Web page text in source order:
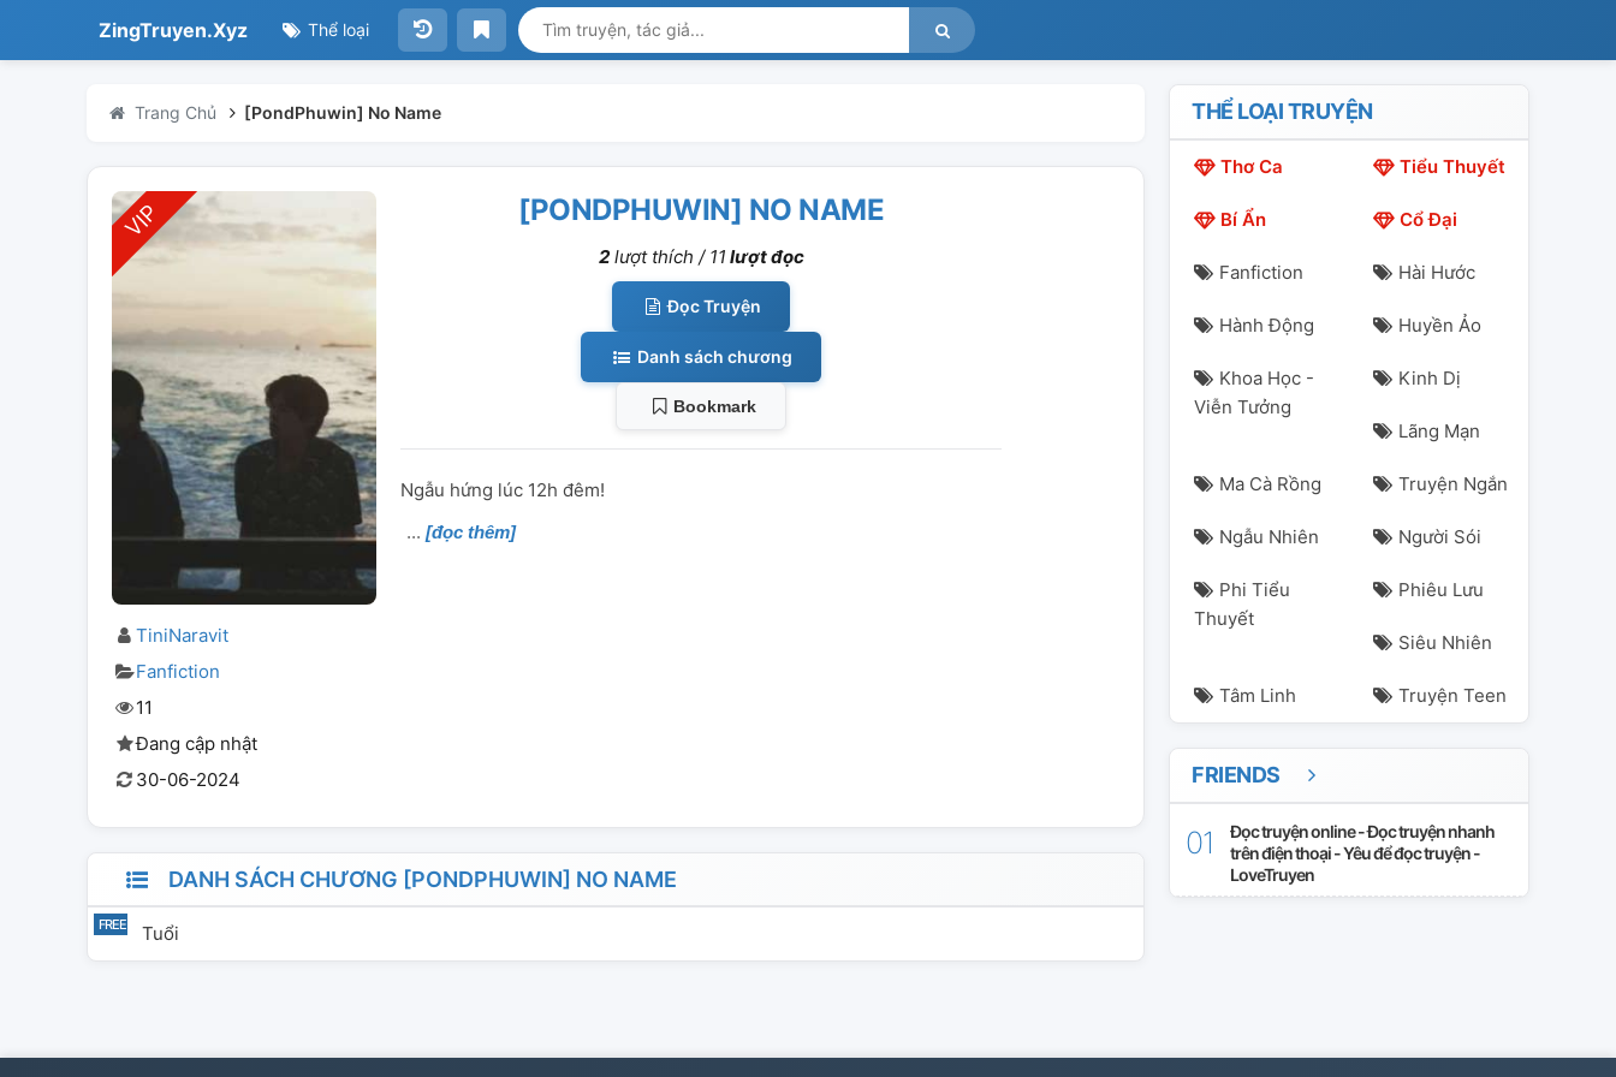
ZingTruyen.Xyz Thể loại
Trang Chủ [PondPhuwin] No Name
TiniNaravit
Fanfiction
11
Đang cập nhật
30-06-2024
[PONDPHUWIN] NO NAME
2lượt thích / 11 lượt đọc
Đọc Truyện
Danh sách chương
Bookmark
Ngẫu hứng lúc 12h đêm!
[đọc thêm]
DANH SÁCH CHƯƠNG [PONDPHUWIN] NO NAME
Tuổi
THỂ LOẠI TRUYỆN
Thơ Ca Tiểu Thuyết
Bí Ẩn Cổ Đại
Fanfiction Hài Hước
Hành Động Huyền Ảo
Khoa Học -
Viễn Tưởng
Kinh Dị
Lãng Mạn
Ma Cà Rồng Truyện Ngắn
Ngẫu Nhiên Người Sói
Phi Tiểu
Thuyết
Phiêu Lưu
Siêu Nhiên
Tâm Linh Truyện Teen
FRIENDS
Đọc truyện online - Đọc truyện nhanh
trên điện thoại - Yêu để đọc truyện -
LoveTruyen